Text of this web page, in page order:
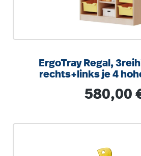
ErgoTray Regal,
rechts+links je 4
B/H/
Regulärer
580,00